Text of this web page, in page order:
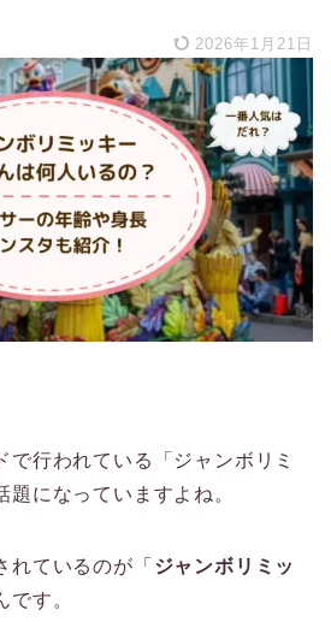
2026年1月21日
で行われている「ジャンボリミ
題になっていますよね。
れているのが「 ジャンボリミッ
です。